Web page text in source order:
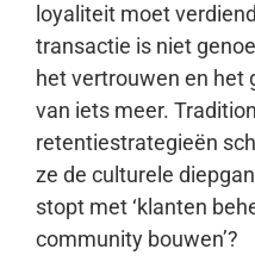
loyaliteit moet
transactie is niet
het vertrouwen en het
van iets meer.
retentiestrategieën
ze de culturele
stopt met ‘klanten
community bouwen’?